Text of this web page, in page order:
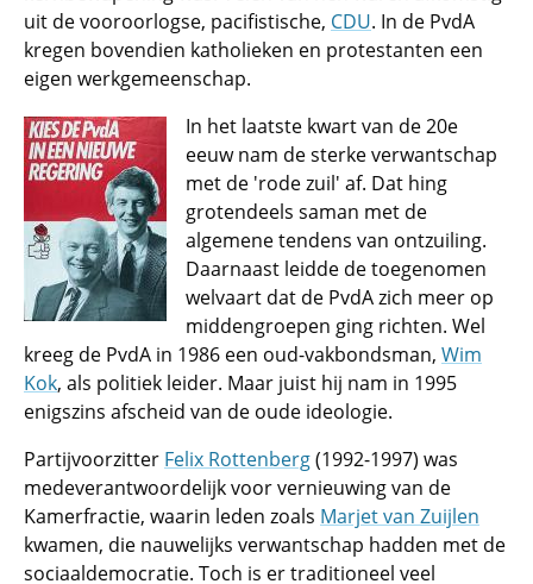
uit de vooroorlogse, pacifistische, CDU. In de PvdA
kregen bovendien katholieken en protestanten een
eigen werkgemeenschap.
In het laatste kwart van de 20e
eeuw nam de sterke verwantschap
met de 'rode zuil' af. Dat hing
grotendeels saman met de
algemene tendens van ontzuiling.
Daarnaast leidde de toegenomen
welvaart dat de PvdA zich meer op
middengroepen ging richten. Wel
kreeg de PvdA in 1986 een oud-vakbondsman, Wim
Kok, als politiek leider. Maar juist hij nam in 1995
enigszins afscheid van de oude ideologie.
Partijvoorzitter Felix Rottenberg(1992-1997) was
medeverantwoordelijk voor vernieuwing van de
Kamerfractie, waarin leden zoals Marjet van Zuijlen
kwamen, die nauwelijks verwantschap hadden met de
sociaaldemocratie. Toch is er traditioneel veel